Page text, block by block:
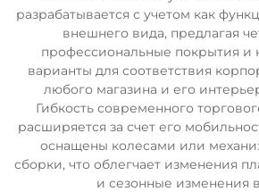
разрабатывается с учетом как
внешнего вида, предлагая
профессиональные покрытия и
варианты для соответствия
любого магазина и его
Гибкость современного
расширяется за счет его
оснащены колесами или
сборки, что облегчает изменения
и сезонные изменения